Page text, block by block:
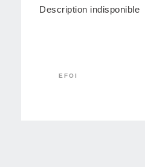
Description indisponible
EFOI